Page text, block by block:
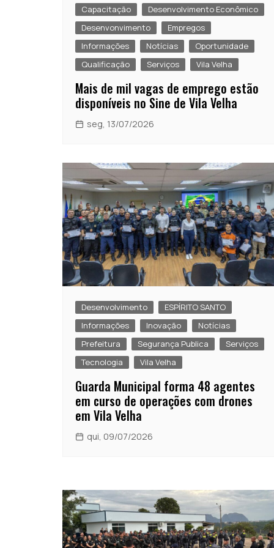
Capacitação
Desenvolvimento Econômico
Desenvonvimento
Empregos
Informações
Notícias
Oportunidade
Qualificação
Serviços Vila Velha
Mais de mil vagas de emprego estão
disponíveis no Sine de Vila Velha
seg, 13/07/2026
Desenvolvimento
ESPÍRITO SANTO
Informações
Inovação
Notícias
Prefeitura
Segurança Publica
Serviços
Tecnologia
Vila Velha
Guarda Municipal forma 48 agentes
em curso de operações com drones
em Vila Velha
qui, 09/07/2026